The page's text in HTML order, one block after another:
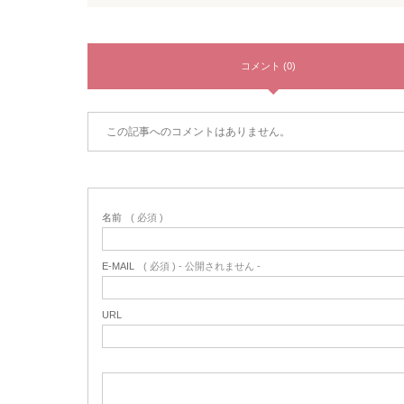
コメント (0)
この記事へのコメントはありません。
名前 ( 必須 )
E-MAIL ( 必須 ) - 公開されません -
URL